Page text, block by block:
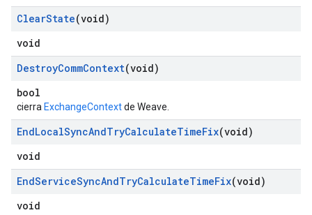
ClearState(void)
void
DestroyCommContext(void)
bool
cierra ExchangeContextde Weave.
EndLocalSyncAndTryCalculateTimeFix(void)
void
EndServiceSyncAndTryCalculateTimeFix(void)
void